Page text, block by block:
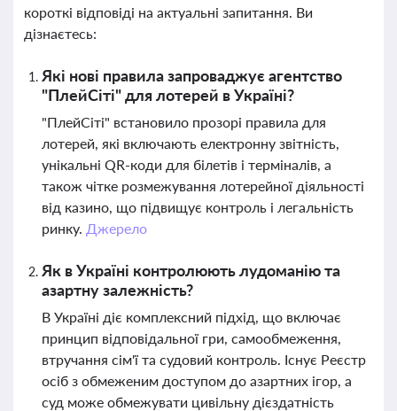
короткі відповіді на актуальні запитання. Ви
дізнаєтесь:
Які нові правила запроваджує агентство
"ПлейСіті" для лотерей в Україні?
"ПлейСіті" встановило прозорі правила для
лотерей, які включають електронну звітність,
унікальні QR-коди для білетів і терміналів, а
також чітке розмежування лотерейної діяльності
від казино, що підвищує контроль і легальність
ринку. Джерело
Як в Україні контролюють лудоманію та
азартну залежність?
В Україні діє комплексний підхід, що включає
принцип відповідальної гри, самообмеження,
втручання сім'ї та судовий контроль. Існує Реєстр
осіб з обмеженим доступом до азартних ігор, а
суд може обмежувати цивільну дієздатність